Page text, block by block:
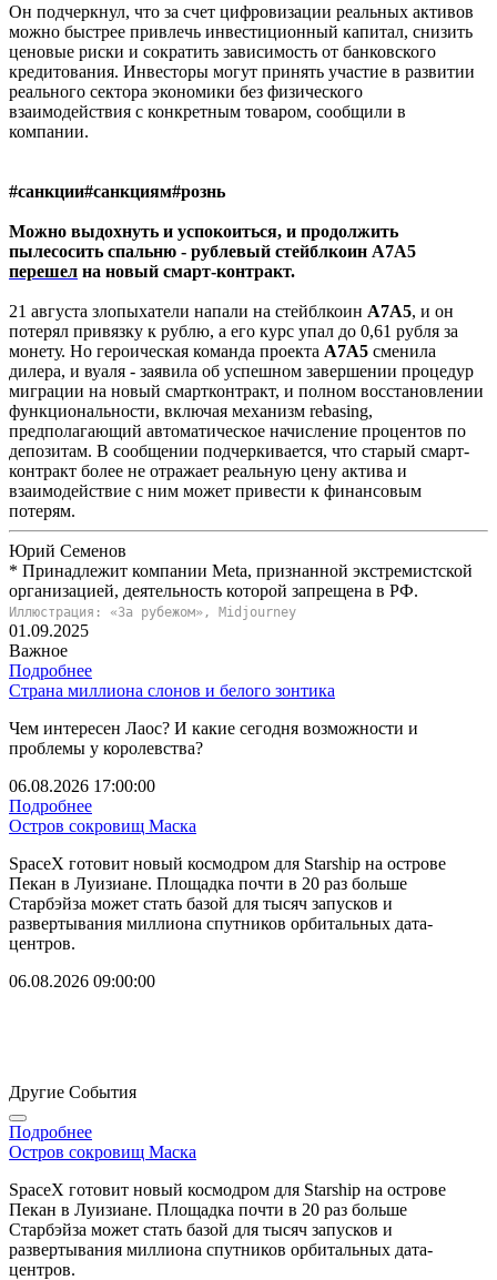
Он подчеркнул, что за счет цифровизации реальных активов
можно быстрее привлечь инвестиционный капитал, снизить
ценовые риски и сократить зависимость от банковского
кредитования. Инвесторы могут принять участие в развитии
реального сектора экономики без физического
взаимодействия с конкретным товаром, сообщили в
компании.
#санкции#санкциям#рознь
Можно выдохнуть и успокоиться, и продолжить
пылесосить спальню - рублевый стейблкоин А7А5
перешел на новый смарт-контракт.
21 августа злопыхатели напали на стейблкоин A7A5, и он
потерял привязку к рублю, а его курс упал до 0,61 рубля за
монету. Но героическая команда проекта A7A5 сменила
дилера, и вуаля - заявила об успешном завершении процедур
миграции на новый смартконтракт, и полном восстановлении
функциональности, включая механизм rebasing,
предполагающий автоматическое начисление процентов по
депозитам. В сообщении подчеркивается, что старый смарт-
контракт более не отражает реальную цену актива и
взаимодействие с ним может привести к финансовым
потерям.
Юрий Семенов
* Принадлежит компании Meta, признанной экстремистской
организацией, деятельность которой запрещена в РФ.
Иллюстрация: «За рубежом», Midjourney
01.09.2025
Важное
Подробнее
Страна миллиона слонов и белого зонтика
Чем интересен Лаос? И какие сегодня возможности и
проблемы у королевства?
06.08.2026 17:00:00
Подробнее
Остров сокровищ Маска
SpaceX готовит новый космодром для Starship на острове
Пекан в Луизиане. Площадка почти в 20 раз больше
Старбэйза может стать базой для тысяч запусков и
развертывания миллиона спутников орбитальных дата-
центров.
06.08.2026 09:00:00
Другие События
Подробнее
Остров сокровищ Маска
SpaceX готовит новый космодром для Starship на острове
Пекан в Луизиане. Площадка почти в 20 раз больше
Старбэйза может стать базой для тысяч запусков и
развертывания миллиона спутников орбитальных дата-
центров.